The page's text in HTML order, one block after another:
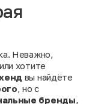
Неважно,
хотите
вы найдёте
, но с
бренды,